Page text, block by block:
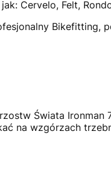
Cervelo, Felt,
Świata Ironman
na wzgórzach